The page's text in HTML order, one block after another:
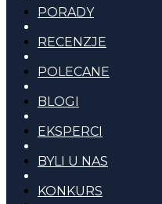
PORADY
RECENZJE
POLECANE
BLOGI
EKSPERCI
BYLI U NAS
KONKURS